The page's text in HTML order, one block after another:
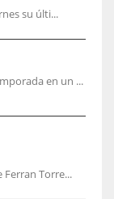
su últi...
en un ...
Ferran Torre...